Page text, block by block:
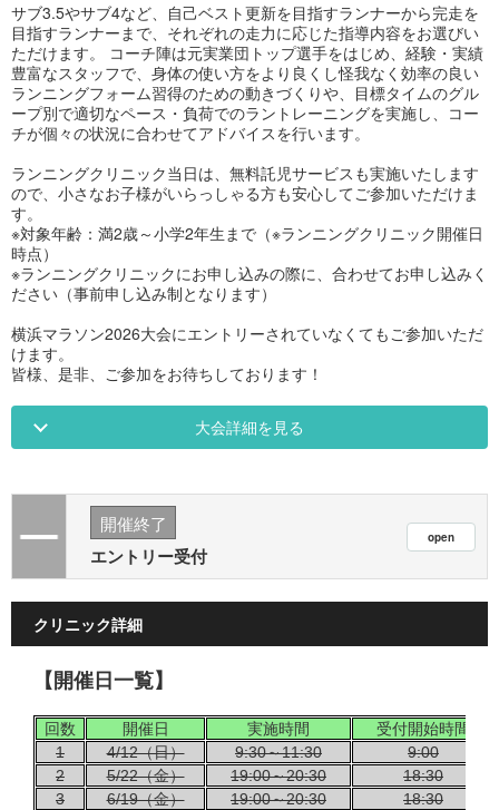
サブ3.5やサブ4など、自己ベスト更新を目指すランナーから完走を
目指すランナーまで、それぞれの走力に応じた指導内容をお選びい
ただけます。 コーチ陣は元実業団トップ選手をはじめ、経験・実績
豊富なスタッフで、身体の使い方をより良くし怪我なく効率の良い
ランニングフォーム習得のための動きづくりや、目標タイムのグル
ープ別で適切なペース・負荷でのラントレーニングを実施し、コー
チが個々の状況に合わせてアドバイスを行います。
ランニングクリニック当日は、無料託児サービスも実施いたします
ので、小さなお子様がいらっしゃる方も安心してご参加いただけま
す。
※対象年齢：満2歳～小学2年生まで（※ランニングクリニック開催日
時点）
※ランニングクリニックにお申し込みの際に、合わせてお申し込みく
ださい（事前申し込み制となります）
横浜マラソン2026大会にエントリーされていなくてもご参加いただ
けます。
皆様、是非、ご参加をお待ちしております！
大会詳細を見る
開催終了
エントリー受付
クリニック詳細
【開催日一覧】
回数 開催日 実施時間
受付開始時間
1
4/12（日） 9:30～11:30
9:00
2
5/22（金） 19:00～20:30
18:30
3
6/19（金） 19:00～20:30
18:30